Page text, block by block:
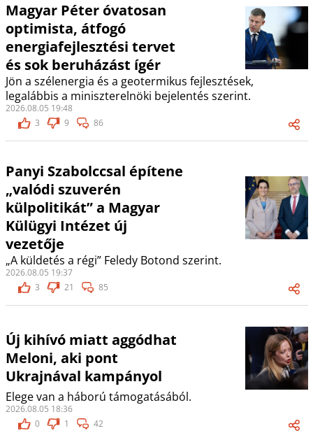
Magyar Péter óvatosan
optimista, átfogó
energiafejlesztési tervet
és sok beruházást ígér
Jön a szélenergia és a geotermikus fejlesztések,
legalábbis a miniszterelnöki bejelentés szerint.
2026.08.05 19:48
3
9 86
Panyi Szabolccsal építene
„valódi szuverén
külpolitikát” a Magyar
Külügyi Intézet új
vezetője
„A küldetés a régi” Feledy Botond szerint.
2026.08.05 19:37
3
21 85
Új kihívó miatt aggódhat
Meloni, aki pont
Ukrajnával kampányol
Elege van a háború támogatásából.
2026.08.05 18:36
0
1 42